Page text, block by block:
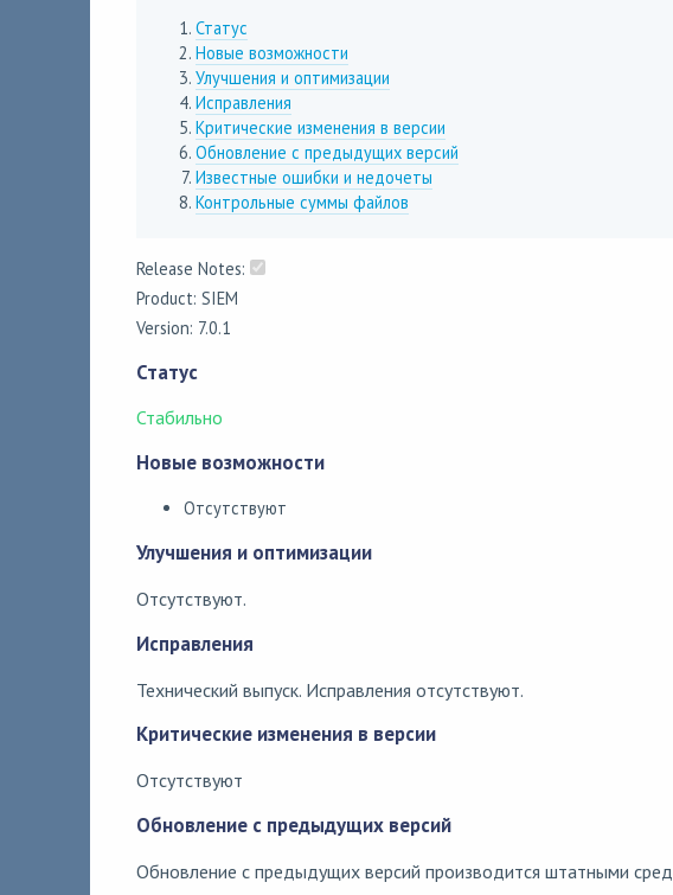
Статус
Новые возможности
Улучшения и оптимизации
Исправления
Критические изменения в версии
Обновление с предыдущих версий
Известные ошибки и недочеты
Контрольные суммы файлов
Release Notes:
Product: SIEM
Version: 7.0.1
Статус
Стабильно
Новые возможности
Отсутствуют
Улучшения и оптимизации
Отсутствуют.
Исправления
Технический выпуск. Исправления отсутствуют.
Критические изменения в версии
Отсутствуют
Обновление с предыдущих версий
Обновление с предыдущих версий производится штатными